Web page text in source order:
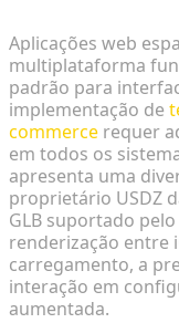
Aplicações web
multiplataforma
padrão para
implementação de
commerce requer
em todos os
apresenta uma
proprietário USDZ
GLB suportado
renderização entre
carregamento, a
interação em
aumentada.